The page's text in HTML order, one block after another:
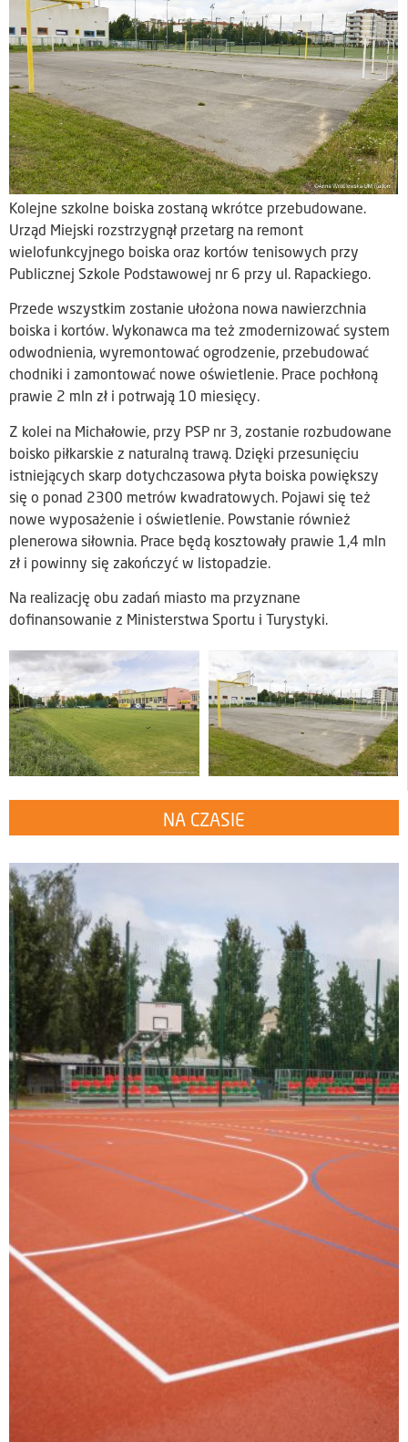
Kolejne szkolne boiska zostaną wkrótce przebudowane.
Urząd Miejski rozstrzygnął przetarg na remont
wielofunkcyjnego boiska oraz kortów tenisowych przy
Publicznej Szkole Podstawowej nr 6 przy ul. Rapackiego.
Przede wszystkim zostanie ułożona nowa nawierzchnia
boiska i kortów. Wykonawca ma też zmodernizować system
odwodnienia, wyremontować ogrodzenie, przebudować
chodniki i zamontować nowe oświetlenie. Prace pochłoną
prawie 2 mln zł i potrwają 10 miesięcy.
Z kolei na Michałowie, przy PSP nr 3, zostanie rozbudowane
boisko piłkarskie z naturalną trawą. Dzięki przesunięciu
istniejących skarp dotychczasowa płyta boiska powiększy
się o ponad 2300 metrów kwadratowych. Pojawi się też
nowe wyposażenie i oświetlenie. Powstanie również
plenerowa siłownia. Prace będą kosztowały prawie 1,4 mln
zł i powinny się zakończyć w listopadzie.
Na realizację obu zadań miasto ma przyznane
dofinansowanie z Ministerstwa Sportu i Turystyki.
NA CZASIE